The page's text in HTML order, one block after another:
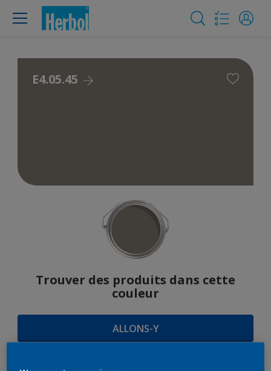
E4.05.45
Trouver des produits dans cette
couleur
ALLONS-Y